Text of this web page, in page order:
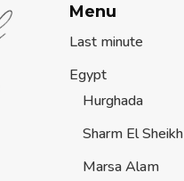
Menu
Last minute
Egypt
Hurghada
Sharm El Sheikh
Marsa Alam